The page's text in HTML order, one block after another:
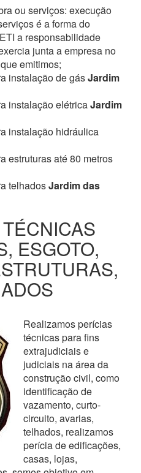
ou serviços: execução
é a forma do
a responsabilidade
junta a empresa no
emitimos;
instalação de gásJardim
instalação elétricaJardim
instalação hidráulica
estruturas até 80 metros
telhadosJardim das
ESGOTO,
Realizamos perícias
técnicas para fins
extrajudiciais e
judiciais na área da
construção civil, como
identificação de
vazamento, curto-
circuito, avarias,
telhados, realizamos
perícia de edificações,
casas, lojas,